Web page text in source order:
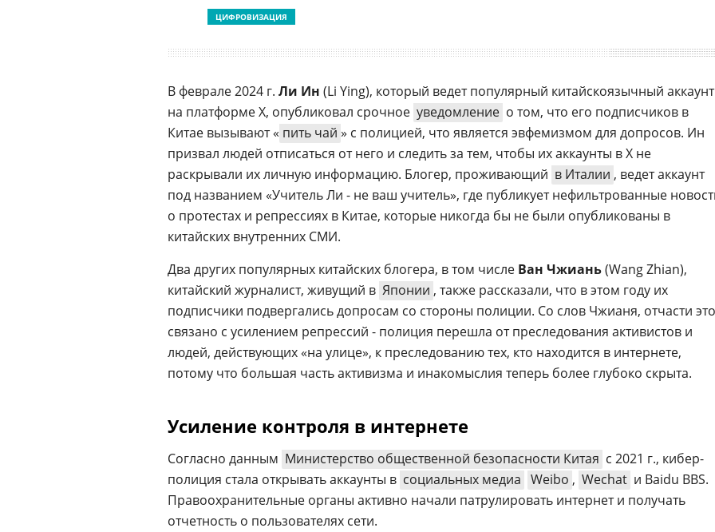
ЦИФРОВИЗАЦИЯ
В феврале 2024 г. Ли Ин (Li Ying), который ведет популярный китайскоязычный аккаунт
на платформе X, опубликовал срочное уведомление о том, что его подписчиков в
Китае вызывают « пить чай » с полицией, что является эвфемизмом для допросов. Ин
призвал людей отписаться от него и следить за тем, чтобы их аккаунты в X не
раскрывали их личную информацию. Блогер, проживающий в Италии , ведет аккаунт
под названием «Учитель Ли - не ваш учитель», где публикует нефильтрованные
о протестах и репрессиях в Китае, которые никогда бы не были опубликованы в
китайских внутренних СМИ.
Два других популярных китайских блогера, в том числе Ван Чжиань(Wang Zhian),
китайский журналист, живущий в Японии , также рассказали, что в этом году их
подписчики подвергались допросам со стороны полиции. Со слов Чжианя, отчасти это
связано с усилением репрессий - полиция перешла от преследования активистов и
людей, действующих «на улице», к преследованию тех, кто находится в интернете,
потому что большая часть активизма и инакомыслия теперь более глубоко скрыта.
Усиление контроля в интернете
Согласно данным Министерство общественной безопасности Китая с 2021 г., кибер-
полиция стала открывать аккаунты в социальных медиа Weibo , Wechat и Baidu BBS.
Правоохранительные органы активно начали патрулировать интернет и получать
отчетность о пользователях сети.